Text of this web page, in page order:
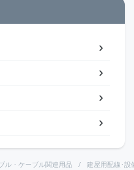
ル・ケーブル関連用品 建屋用配線･設